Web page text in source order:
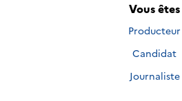
Vous êtes
Producteur
Candidat
Journaliste